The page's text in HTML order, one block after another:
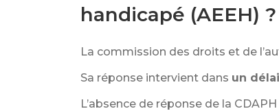
handicapé (AEEH) ?
La commission des droits et de
Sa réponse intervient dans un
L’absence de réponse de la